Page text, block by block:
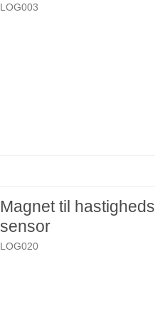
LOG003
Magnet til hastigheds
sensor
LOG020